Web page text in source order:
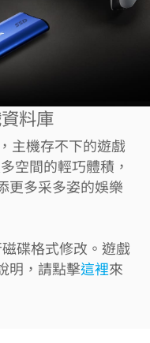
料庫
主機存不下的遊戲
空間的輕巧體積，
更多采多姿的娛樂
碟格式修改。遊戲
明，請點擊這裡來